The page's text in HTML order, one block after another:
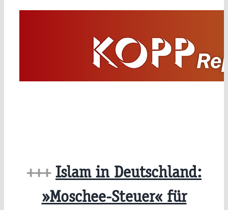
+++ Islam in Deutschland:
»Moschee-Steuer« für